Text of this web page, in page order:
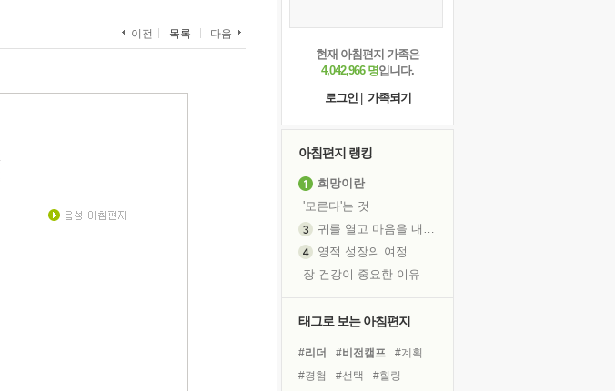
이전 목록 다음
현재 아침편지 가족은
4,042,966 명입니다.
로그인
가족되기
아침편지 랭킹
희망이란
'모른다'는 것
귀를 열고 마음을 내어주고
영적 성장의 여정
장 건강이 중요한 이유
태그로 보는 아침편지
#리더 #비전캠프
#계획
#경험
#선택
#힐링